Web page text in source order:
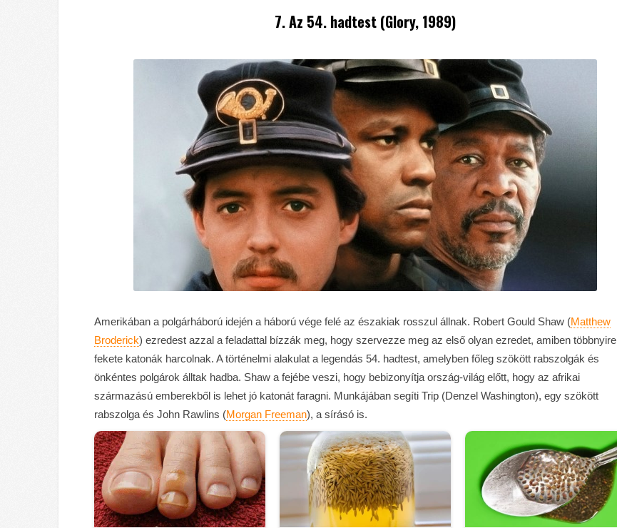
7. Az 54. hadtest (Glory, 1989)
Amerikában a polgárháború idején a háború vége felé az északiak rosszul állnak. Robert Gould Shaw (Matthew
Broderick) ezredest azzal a feladattal bízzák meg, hogy szervezze meg az első olyan ezredet, amiben többnyire
fekete katonák harcolnak. A történelmi alakulat a legendás 54. hadtest, amelyben főleg szökött rabszolgák és
önkéntes polgárok álltak hadba. Shaw a fejébe veszi, hogy bebizonyítja ország-világ előtt, hogy az afrikai
származású emberekből is lehet jó katonát faragni. Munkájában segíti Trip (Denzel Washington), egy szökött
rabszolga és John Rawlins (Morgan Freeman), a sírásó is.